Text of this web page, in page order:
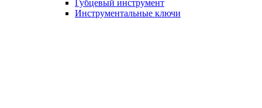
Губцевый инструмент
Инструментальные ключи